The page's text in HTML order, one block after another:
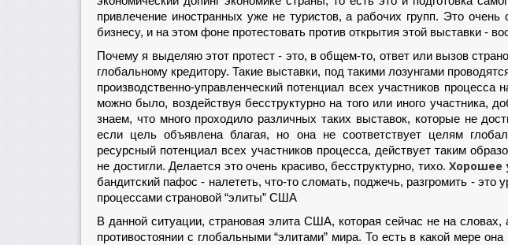
привлечение иностранных уже не туристов, а рабочих групп. Это очень
бизнесу, и на этом фоне протестовать против открытия этой выставки -
Почему я выделяю этот протест - это, в общем-то, ответ или вызов
глобальному кредитору. Такие выставки, под такими лозунгами
производственно-управленческий потенциал всех участников
можно было, воздействуя бесструктурно на того или иного участника,
знаем, что много проходило различных таких выставок, которые не
если цель объявлена благая, но она не соответствует целям
ресурсный потенциал всех участников процесса, действует таким
не достигли. Делается это очень красиво, бесструктурно, тихо.Хорошее
бандитский пафос - налететь, что-то сломать, поджечь, разгромить - это
процессами страновой “элиты” США
В данной ситуации, страновая элита США, которая сейчас не на
противостоянии с глобальными “элитами” мира. То есть в какой мере